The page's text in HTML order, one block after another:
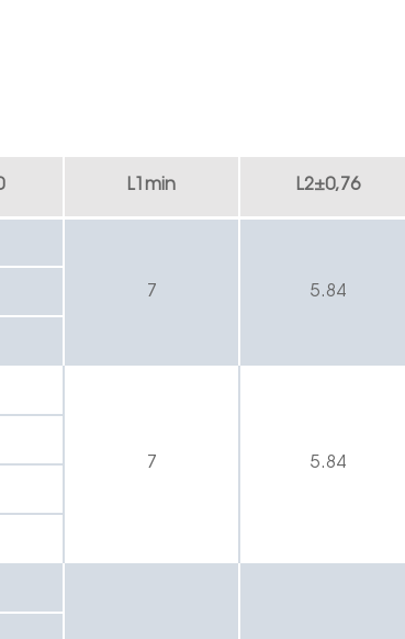
L1min L2±0,76
7 5.84
7 5.84